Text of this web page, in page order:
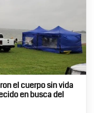
el cuerpo sin vida
en busca del